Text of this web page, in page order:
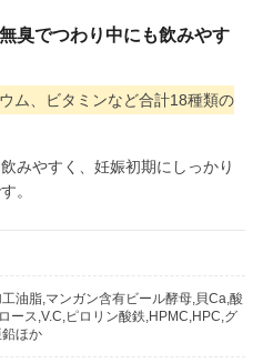
臭でつわり中にも飲みやす
ム、ビタミンなど合計18種類の
みやすく、妊娠初期にしっかり
。
油脂,マンガン含有ビール酵母,貝Ca,酸
ース,V.C,ピロリン酸鉄,HPMC,HPC,グ
鉛ほか